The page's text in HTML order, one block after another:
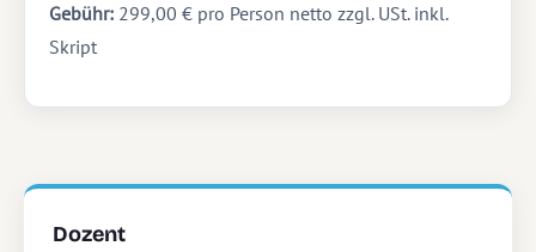
Gebühr: 299,00 € pro Person netto zzgl. USt. inkl.
Skript
Dozent